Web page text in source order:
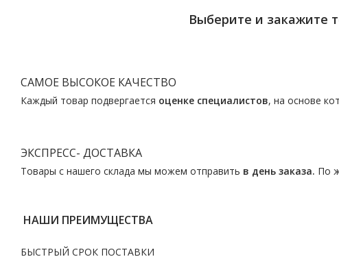
Выберите и закажите
САМОЕ ВЫСОКОЕ КАЧЕСТВО
Каждый товар подвергается оценке специалистов, на основе
ЭКСПРЕСС- ДОСТАВКА
Товары с нашего склада мы можем отправить в день заказа. По
НАШИ ПРЕИМУЩЕСТВА
БЫСТРЫЙ СРОК ПОСТАВКИ